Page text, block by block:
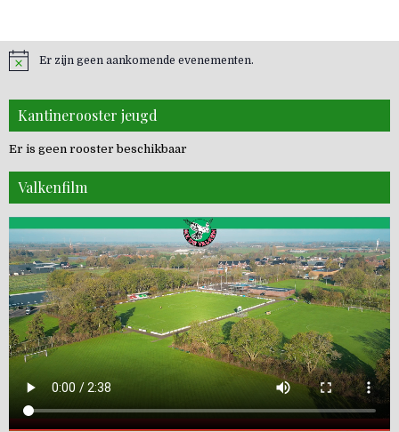
Er zijn geen aankomende evenementen.
Kantinerooster jeugd
Er is geen rooster beschikbaar
Valkenfilm